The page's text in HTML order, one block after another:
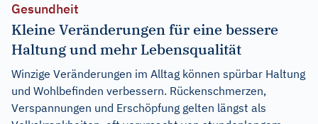
Gesundheit
Kleine Veränderungen für eine bessere
Haltung und mehr Lebensqualität
Winzige Veränderungen im Alltag können spürbar Haltung
und Wohlbefinden verbessern. Rückenschmerzen,
Verspannungen und Erschöpfung gelten längst als